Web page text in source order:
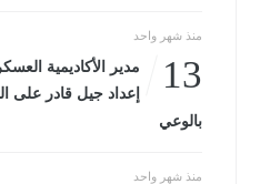
منذ شهر واحد
13
مدير الأكاديمية
إعداد جيل قادر على
بالوعي
منذ شهر واحد